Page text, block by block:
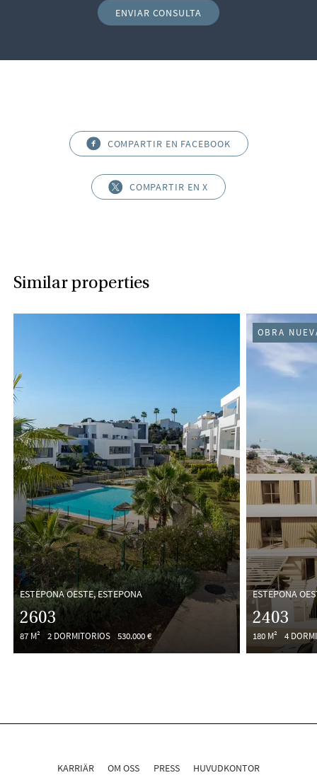
ENVIAR CONSULTA
COMPARTIR EN FACEBOOK
COMPARTIR EN X
Similar properties
ESTEPONA OESTE, ESTEPONA
2603
87 M² 2 DORMITORIOS 530.000 €
ESTEPONA
2403
180 M² 4
OBRA
KARRIÄR OM OSS PRESS HUVUDKONTOR